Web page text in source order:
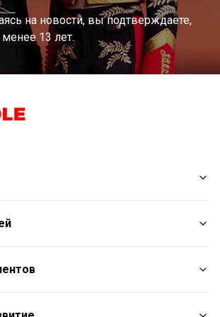
на новости, вы подтверждаете,
13 лет.